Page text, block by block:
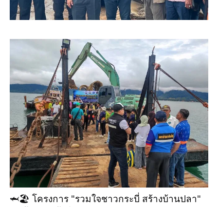
🦈🏖️ โครงการ "รวมใจชาวกระบี่ สร้างบ้านปลา"